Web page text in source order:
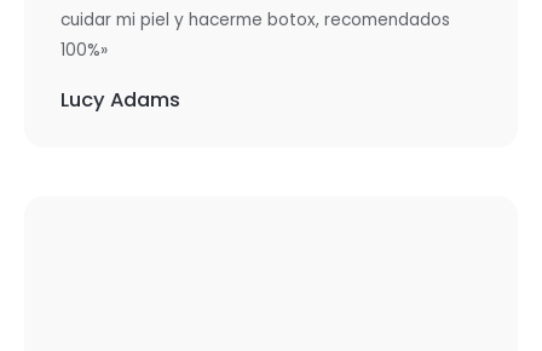
cuidar mi piel y hacerme botox, recomendados
100%»
Lucy Adams